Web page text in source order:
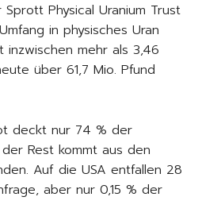
Physical Uranium Trust
in physisches Uran
mehr als 3,46
über 61,7 Mio. Pfund
deckt nur 74 % der
Rest kommt aus den
Auf die USA entfallen 28
aber nur 0,15 % der